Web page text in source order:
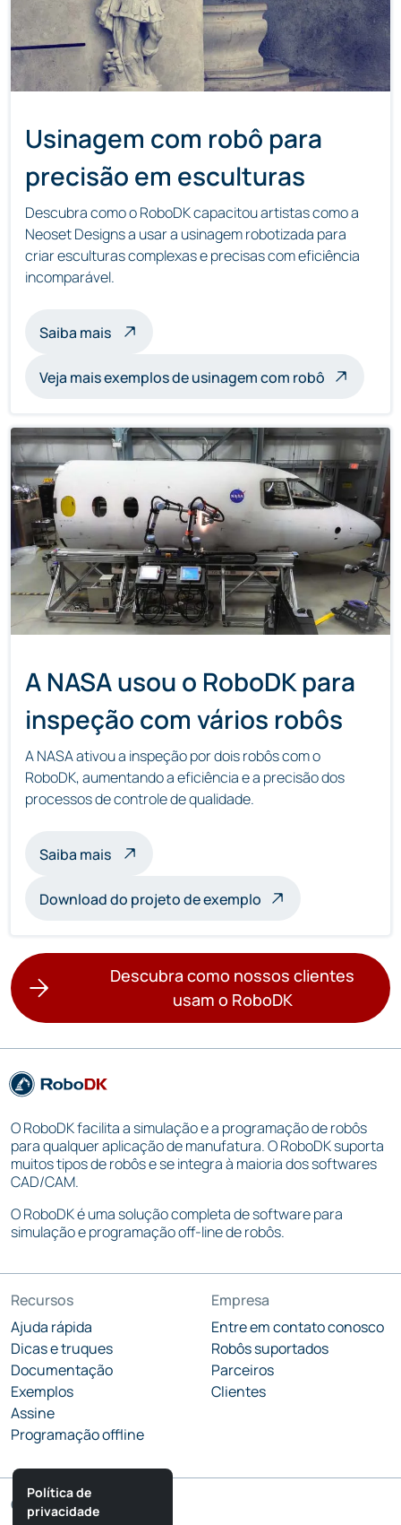
Usinagem com robô para
precisão em esculturas
Descubra como o RoboDK capacitou artistas como a
Neoset Designs a usar a usinagem robotizada para
criar esculturas complexas e precisas com eficiência
incomparável.
Saiba maissobre usinagem de esculturas com robôs
Veja mais exemplos de usinagem com robô
A NASA usou o RoboDK para
inspeção com vários robôs
A NASA ativou a inspeção por dois robôs com o
RoboDK, aumentando a eficiência e a precisão dos
processos de controle de qualidade.
Saiba maissobre a inspeção com vários robôs
Download do projeto de exemplo
Descubra como nossos clientes
usam o RoboDK
O RoboDK facilita a simulação e a programação de robôs
para qualquer aplicação de manufatura. O RoboDK suporta
muitos tipos de robôs e se integra à maioria dos softwares
CAD/CAM.
O RoboDK é uma solução completa de software para
simulação e programação off-line de robôs.
Recursos
Ajuda rápida
Dicas e truques
Documentação
Exemplos
Assine
Programação offline
Empresa
Entre em contato conosco
Robôs suportados
Parceiros
Clientes
Comunidade
Política de
privacidade